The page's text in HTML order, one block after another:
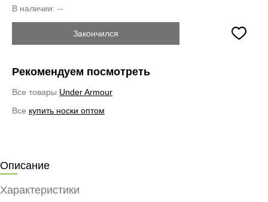
В наличии: --
Закончился
Рекомендуем посмотреть
Все товары Under Armour
Все купить носки оптом
Описание
Характеристики